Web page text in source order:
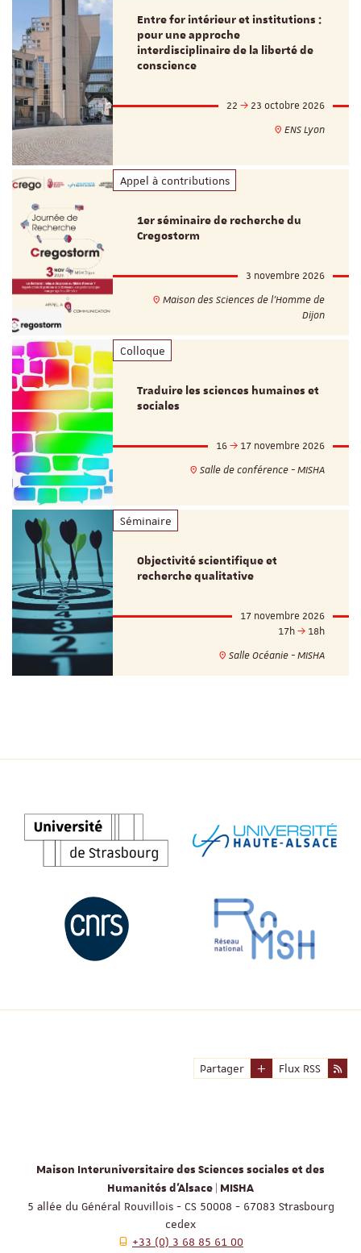
Entre for intérieur et institutions :
pour une approche
interdisciplinaire de la liberté de
conscience
22
23 octobre 2026
ENS Lyon
Appel à contributions
1er séminaire de recherche du
Cregostorm
3 novembre 2026
Maison des Sciences de l'Homme de
Dijon
Colloque
Traduire les sciences humaines et
sociales
16
17 novembre 2026
Salle de conférence - MISHA
Séminaire
Objectivité scientifique et
recherche qualitative
17 novembre 2026
17h
18h
Salle Océanie - MISHA
Partager Flux RSS
Maison Interuniversitaire des Sciences sociales et des
Humanités d'Alsace | MISHA
5 allée du Général Rouvillois - CS 50008 - 67083 Strasbourg
cedex
+33 (0) 3 68 85 61 00